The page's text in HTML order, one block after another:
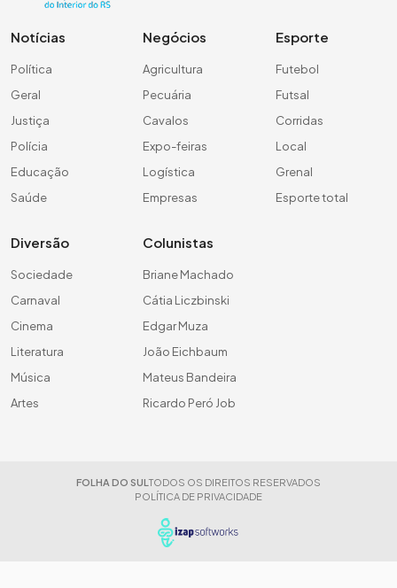
Notícias
Política
Geral
Justiça
Polícia
Educação
Saúde
Negócios
Agricultura
Pecuária
Cavalos
Expo-feiras
Logística
Empresas
Esporte
Futebol
Futsal
Corridas
Local
Grenal
Esporte total
Diversão
Sociedade
Carnaval
Cinema
Literatura
Música
Artes
Colunistas
Briane Machado
Cátia Liczbinski
Edgar Muza
João Eichbaum
Mateus Bandeira
Ricardo Peró Job
FOLHA DO SUL TODOS OS DIREITOS RESERVADOS
POLÍTICA DE PRIVACIDADE